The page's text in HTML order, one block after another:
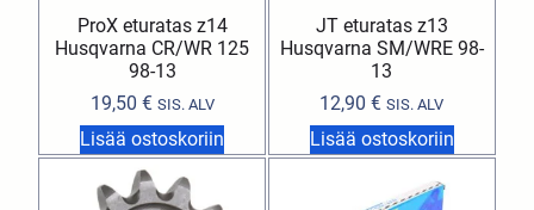
ProX eturatas z14
Husqvarna CR/WR 125
98-13
19,50 € SIS. ALV
Lisää ostoskoriin
JT eturatas z13
Husqvarna SM/WRE 98-
13
12,90€ SIS. ALV
Lisää ostoskoriin